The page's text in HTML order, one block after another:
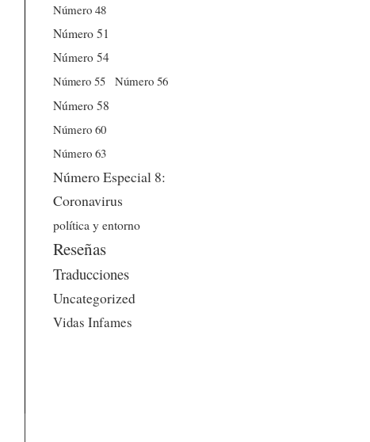
Número 48
Número 51
Número 54
Número 55
Número 56
Número 58
Número 60
Número 63
Número Especial 8:
Coronavirus
política y entorno
Reseñas
Traducciones
Uncategorized
Vidas Infames